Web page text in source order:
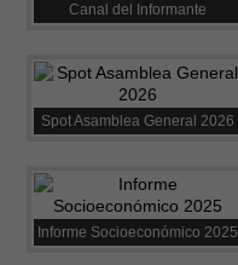
Canal del Informante
Spot Asamblea General 2026
Informe Socioeconómico 2025